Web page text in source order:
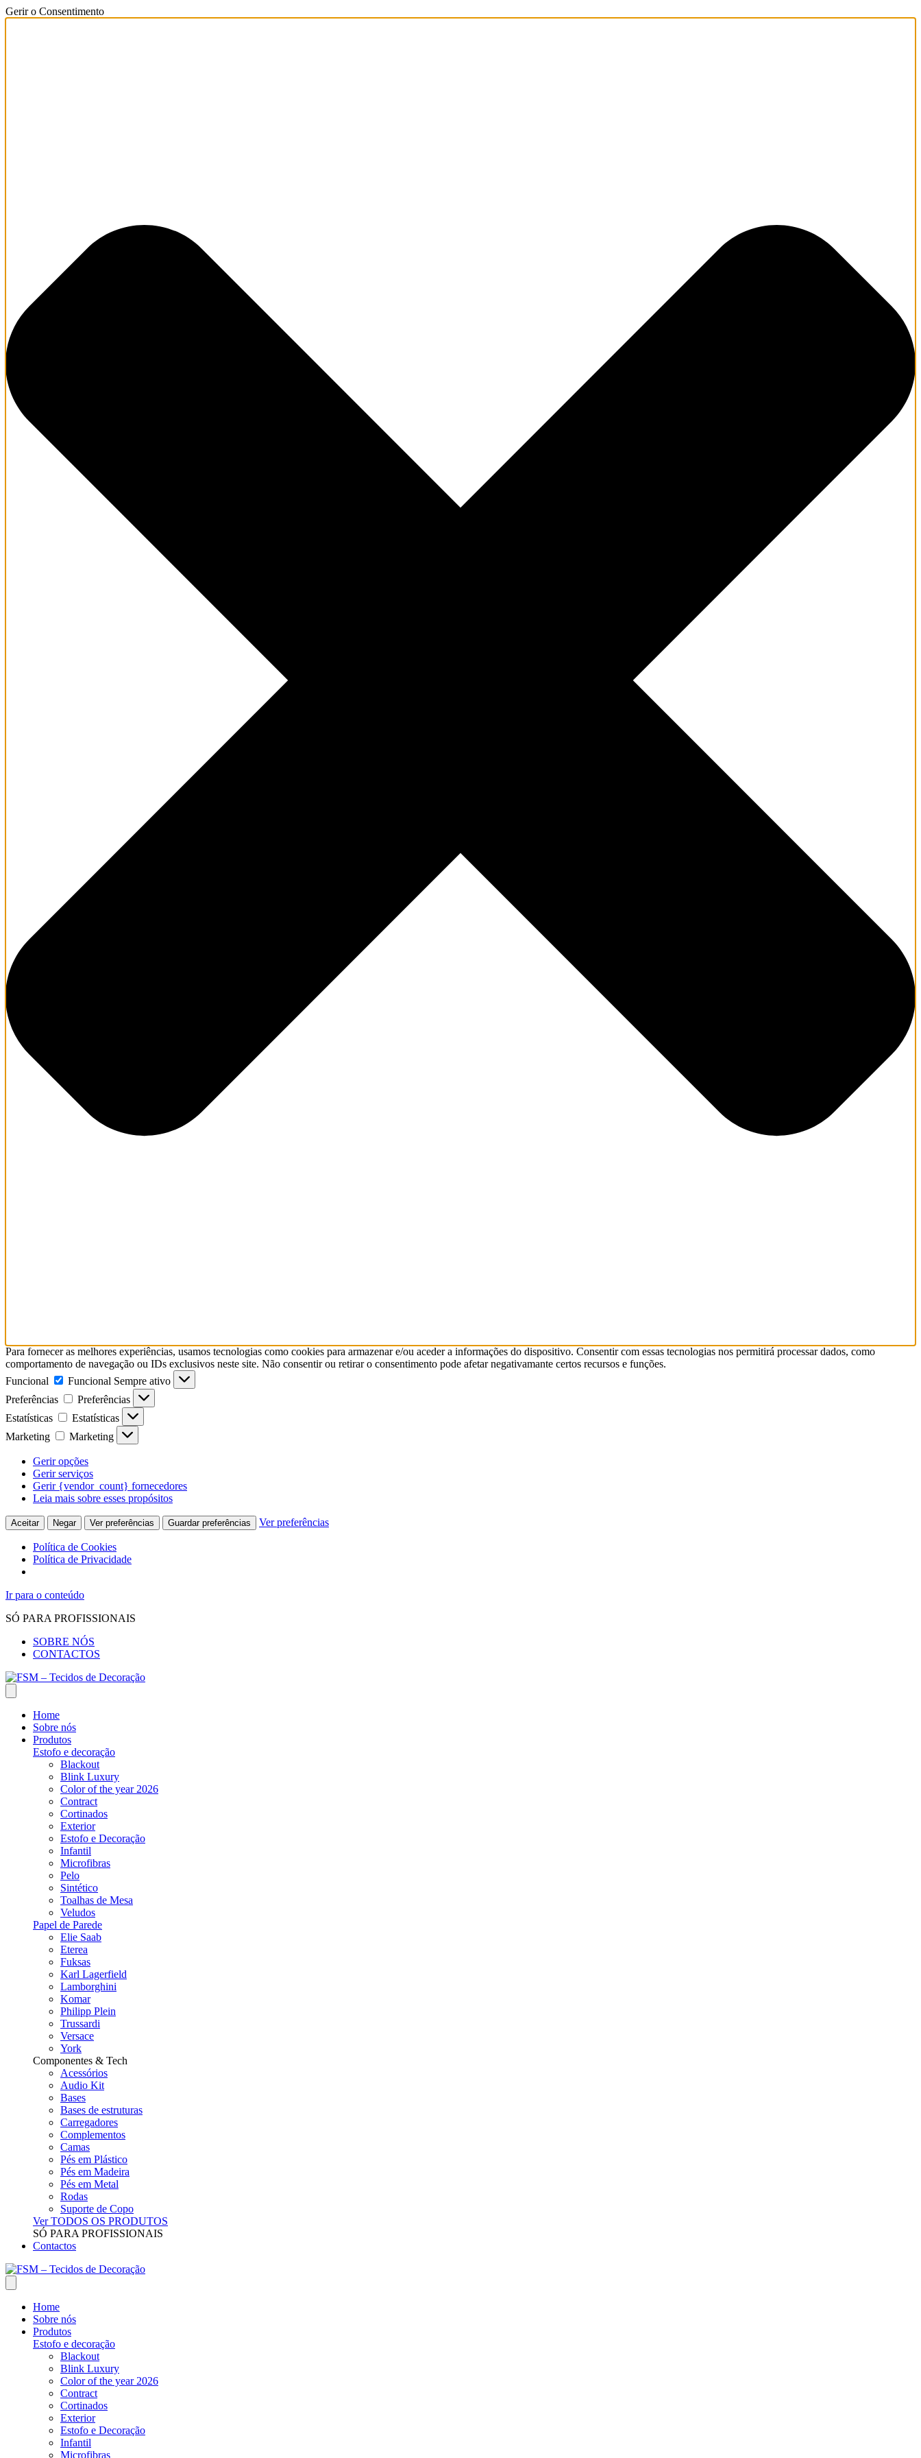
Gerir o Consentimento
Para fornecer as melhores experiências, usamos tecnologias como cookies para armazenar e/ou aceder a informações do dispositivo. Consentir com essas tecnologias nos permitirá processar dados, como
comportamento de navegação ou IDs exclusivos neste site. Não consentir ou retirar o consentimento pode afetar negativamante certos recursos e funções.
Funcional
Funcional Sempre ativo
Preferências
Preferências
Estatísticas
Estatísticas
Marketing
Marketing
Gerir opções
Gerir serviços
Gerir {vendor_count} fornecedores
Leia mais sobre esses propósitos
Aceitar Negar Ver preferências Guardar preferências Ver preferências
Política de Cookies
Política de Privacidade
Ir para o conteúdo
SÓ PARA PROFISSIONAIS
SOBRE NÓS
CONTACTOS
Home
Sobre nós
Produtos
Estofo e decoração
Blackout
Blink Luxury
Color of the year 2026
Contract
Cortinados
Exterior
Estofo e Decoração
Infantil
Microfibras
Pelo
Sintético
Toalhas de Mesa
Veludos
Papel de Parede
Elie Saab
Eterea
Fuksas
Karl Lagerfield
Lamborghini
Komar
Philipp Plein
Trussardi
Versace
York
Componentes & Tech
Acessórios
Audio Kit
Bases
Bases de estruturas
Carregadores
Complementos
Camas
Pés em Plástico
Pés em Madeira
Pés em Metal
Rodas
Suporte de Copo
Ver TODOS OS PRODUTOS
SÓ PARA PROFISSIONAIS
Contactos
Home
Sobre nós
Produtos
Estofo e decoração
Blackout
Blink Luxury
Color of the year 2026
Contract
Cortinados
Exterior
Estofo e Decoração
Infantil
Microfibras